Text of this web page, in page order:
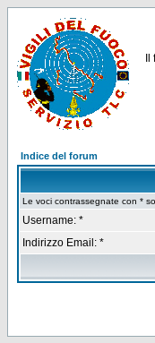
Indice del forum
Le voci contrassegnate con *
Username: *
Indirizzo Email: *